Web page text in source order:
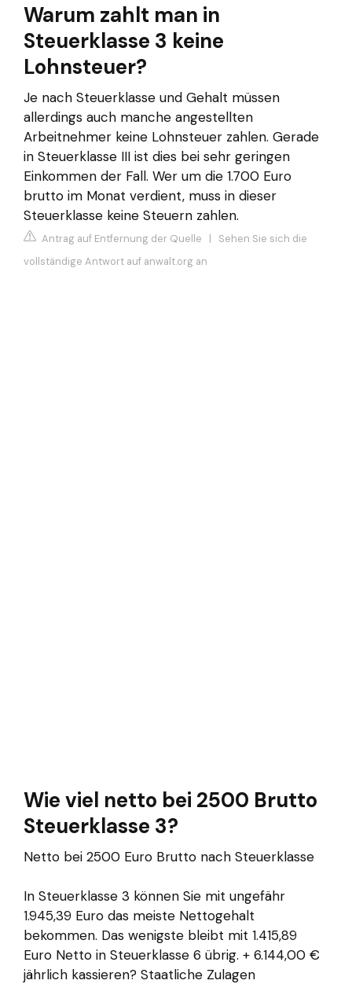
Warum zahlt man in
Steuerklasse 3 keine
Lohnsteuer?
Je nach Steuerklasse und Gehalt müssen
allerdings auch manche angestellten
Arbeitnehmer keine Lohnsteuer zahlen. Gerade
in Steuerklasse III ist dies bei sehr geringen
Einkommen der Fall. Wer um die 1.700 Euro
brutto im Monat verdient, muss in dieser
Steuerklasse keine Steuern zahlen.
Antrag auf Entfernung der Quelle | Sehen Sie sich die
vollständige Antwort auf anwalt.org an
Wie viel netto bei 2500 Brutto
Steuerklasse 3?
Netto bei 2500 Euro Brutto nach Steuerklasse
In Steuerklasse 3 können Sie mit ungefähr
1.945,39 Euro das meiste Nettogehalt
bekommen. Das wenigste bleibt mit 1.415,89
Euro Netto in Steuerklasse 6 übrig. + 6.144,00 €
jährlich kassieren? Staatliche Zulagen